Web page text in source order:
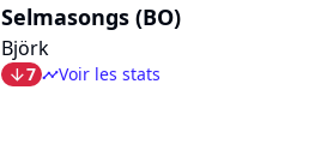
Selmasongs (BO)
Björk
arrow_bot7 timelineVoir les stats